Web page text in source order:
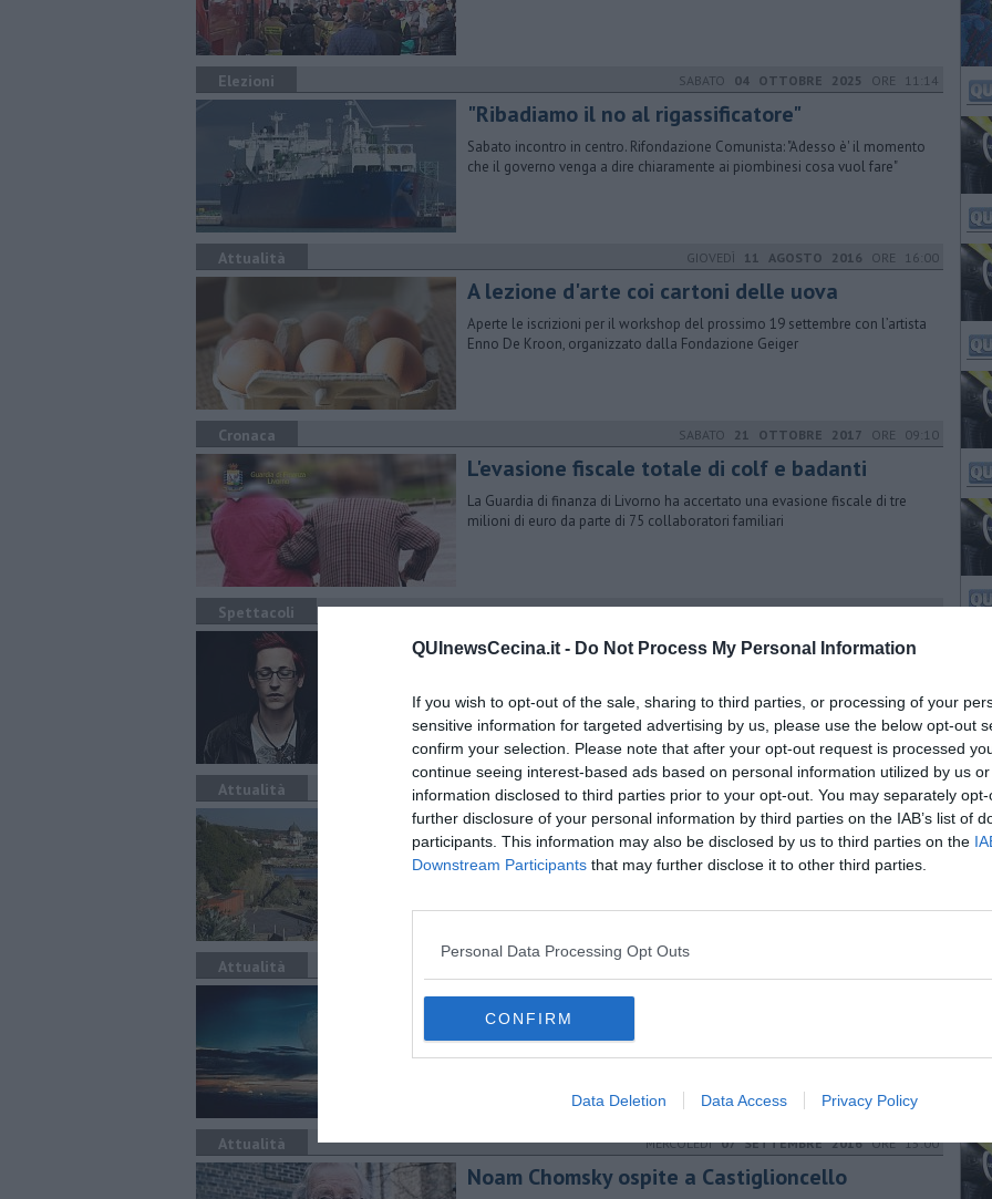
QUInewsCecina.it - Do Not Process My Personal Information
If you wish to opt-out of the sale, sharing to third parties, or processing of your
sensitive information for targeted advertising by us, please use the below opt-out
confirm your selection. Please note that after your opt-out request is processed
continue seeing interest-based ads based on personal information utilized by us
information disclosed to third parties prior to your opt-out. You may separately
further disclosure of your personal information by third parties on the IAB’s list of
participants. This information may also be disclosed by us to third parties on the
Downstream Participants that may further disclose it to other third parties.
Personal Data Processing Opt Outs
CONFIRM
Data Deletion Data Access Privacy Policy
Elezioni SABATO 04 OTTOBRE 2025 ORE 11:14
"Ribadiamo il no al rigassificatore"
Sabato incontro in centro. Rifondazione Comunista: "Adesso è' il momento
che il governo venga a dire chiaramente ai piombinesi cosa vuol fare"
Attualità GIOVEDÌ 11 AGOSTO 2016 ORE 16:00
A lezione d'arte coi cartoni delle uova
Aperte le iscrizioni per il workshop del prossimo 19 settembre con l’artista
Enno De Kroon, organizzato dalla Fondazione Geiger
Cronaca SABATO 21 OTTOBRE 2017 ORE 09:10
L'evasione fiscale totale di colf e badanti
La Guardia di finanza di Livorno ha accertato una evasione fiscale di tre
milioni di euro da parte di 75 collaboratori familiari
Spettacoli SABATO30 MAGGIO 2015ORE 11:30
Il flamenco risuona nel Castello
si esibiranno a Querceto i musicisti Jan Pascal e Alexander Kilian
Attualità VENERDÌ06 MAGGIO 2016ORE 16:57
Ai turisti piace... Rosignano
Nel 2015 il numero di presenze nel territorio comunale è cresciuto del
cinque per cento rispetto al 2014. Sono arrivati oltre 600mila viaggiatori
Attualità
La bomba atomica nell'era Trump
Attualità MERCOLEDÌ07 SETTEMBRE 2016ORE 15:00
Noam Chomsky ospite a Castiglioncello